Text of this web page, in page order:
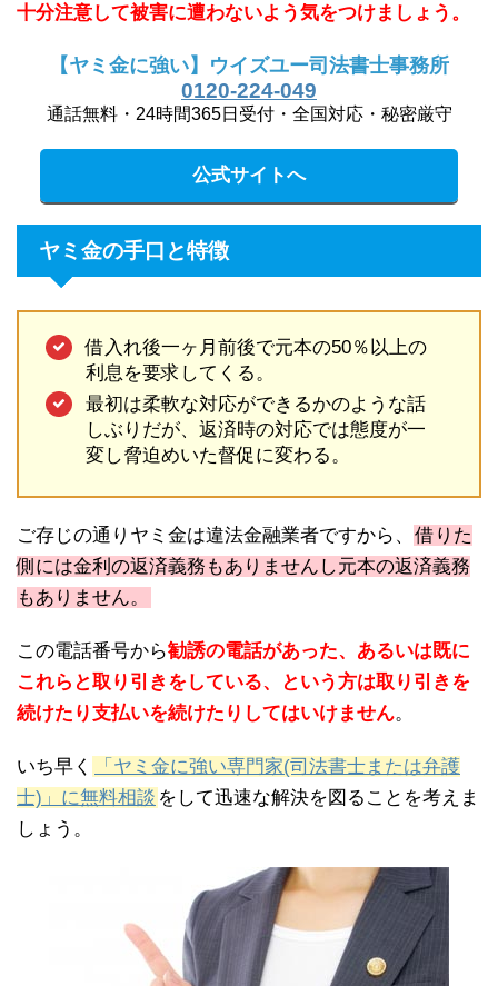
十分注意して被害に遭わないよう気をつけましょう。
【ヤミ金に強い】ウイズユー司法書士事務所
0120-224-049
通話無料・24時間365日受付・全国対応・秘密厳守
公式サイトへ
ヤミ金の手口と特徴
借入れ後一ヶ月前後で元本の50％以上の
利息を要求してくる。
最初は柔軟な対応ができるかのような話
しぶりだが、返済時の対応では態度が一
変し脅迫めいた督促に変わる。
ご存じの通りヤミ金は違法金融業者ですから、
借りた
側には金利の返済義務もありませんし元本の返済義務
もありません。
この電話番号から勧誘の電話があった、あるいは既に
これらと取り引きをしている、という方は取り引きを
続けたり支払いを続けたりしてはいけません。
いち早く
「ヤミ金に強い専門家(司法書士または弁護
士)」に無料相談 をして迅速な解決を図ることを考えま
しょう。